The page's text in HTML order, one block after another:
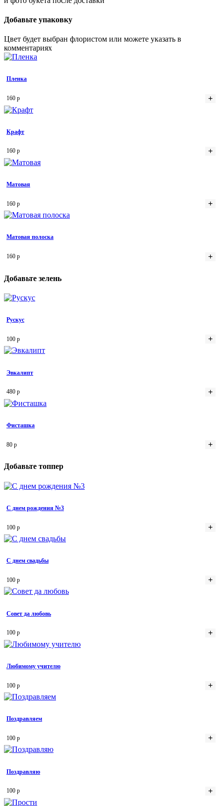
Добавьте упаковку
Цвет будет выбран флористом или можете указать в
комментариях
Пленка
160 р +
Крафт
160 р +
Матовая
160 р +
Матовая полоска
160 р +
Добавьте зелень
Рускус
100 р +
Эвкалипт
480 р +
Фисташка
80 р +
Добавьте топпер
С днем рождения №3
100 р +
С днем свадьбы
100 р +
Совет да любовь
100 р +
Любимому учителю
100 р +
Поздравляем
100 р +
Поздравляю
100 р +